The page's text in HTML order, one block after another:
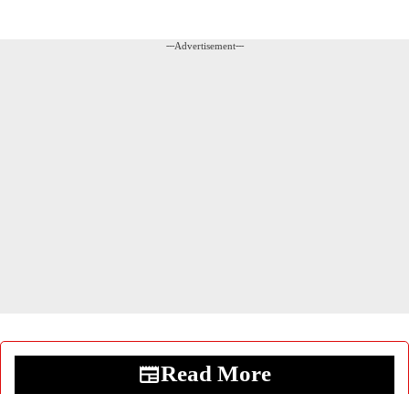
---Advertisement---
Read More